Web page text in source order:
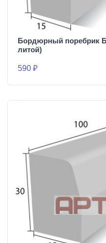
Бордюрный поребрик
литой)
590 ₽